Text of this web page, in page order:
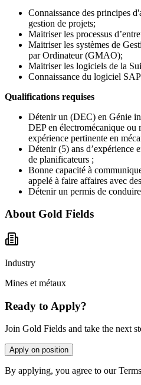
Connaissance des principes
gestion de projets;
Maitriser les processus
Maitriser les systèmes de
par Ordinateur (GMAO);
Maitriser les logiciels de la
Connaissance du logiciel
Qualifications requises​
Détenir un (DEC) en Génie
DEP en électromécanique ou
expérience pertinente en
Détenir (5) ans d’expérience
de planificateurs ;
Bonne capacité à
appelé à faire affaires avec
Détenir un permis de
About Gold Fields
Industry
Mines et métaux
Ready to Apply?
Join Gold Fields and take the next
Apply on position
By applying, you agree to our